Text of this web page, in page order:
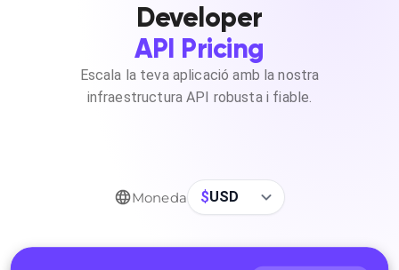
Developer
API Pricing
Escala la teva aplicació amb la nostra
infraestructura API robusta i fiable.
Moneda $USD